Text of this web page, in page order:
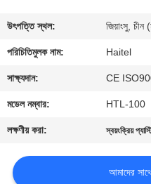
যোগাযোগ
করুন
উদ্ধৃতির
আবেদন
উৎপত্তি স্থল: জিয়াংসু,
পরিচিতিমুলক নাম: Haitel
সাক্ষ্যদান: CE
মডেল নম্বার: HTL-100
লক্ষণীয় করা: স্বয়ংক্রিয়
আমাদের